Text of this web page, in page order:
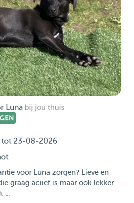
Luna bij jou thuis
23-08-2026
voor Luna zorgen? Lieve en
graag actief is maar ook lekker
...